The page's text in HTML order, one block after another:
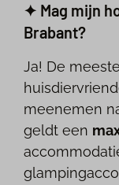
✦ Mag mijn
Brabant?
Ja! De
meenemen
geldt een